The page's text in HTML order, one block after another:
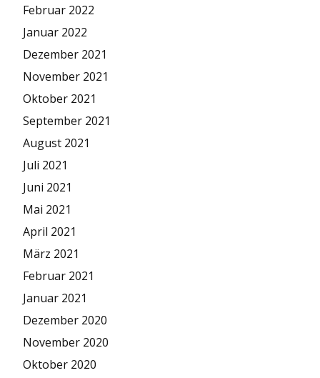
Februar 2022
Januar 2022
Dezember 2021
November 2021
Oktober 2021
September 2021
August 2021
Juli 2021
Juni 2021
Mai 2021
April 2021
März 2021
Februar 2021
Januar 2021
Dezember 2020
November 2020
Oktober 2020